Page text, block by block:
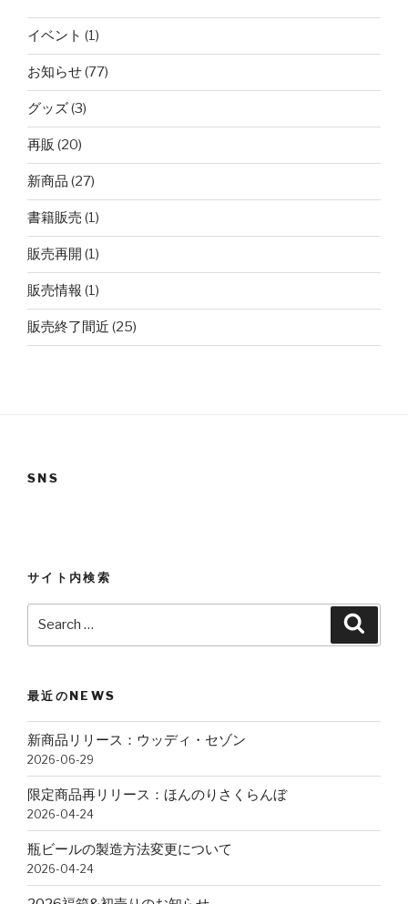
イベント (1)
お知らせ(77)
グッズ(3)
再販 (20)
新商品 (27)
書籍販売 (1)
販売再開 (1)
販売情報 (1)
販売終了間近 (25)
SNS
サイト内検索
最近のNEWS
新商品リリース：ウッディ・セゾン
2026-06-29
限定商品再リリース：ほんのりさくらんぼ
2026-04-24
瓶ビールの製造方法変更について
2026-04-24